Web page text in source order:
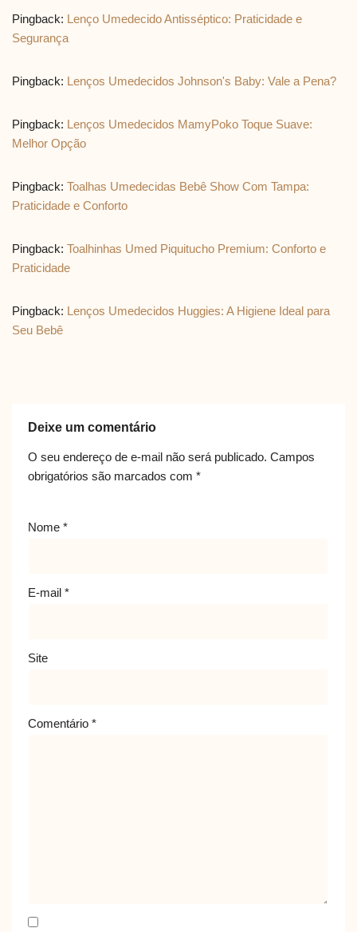
Pingback: Lenço Umedecido Antisséptico: Praticidade e
Segurança
Pingback: Lenços Umedecidos Johnson's Baby: Vale a Pena?
Pingback: Lenços Umedecidos MamyPoko Toque Suave:
Melhor Opção
Pingback: Toalhas Umedecidas Bebê Show Com Tampa:
Praticidade e Conforto
Pingback: Toalhinhas Umed Piquitucho Premium: Conforto e
Praticidade
Pingback: Lenços Umedecidos Huggies: A Higiene Ideal para
Seu Bebê
Deixe um comentário
O seu endereço de e-mail não será publicado. Campos
obrigatórios são marcados com *
Nome *
E-mail *
Site
Comentário *